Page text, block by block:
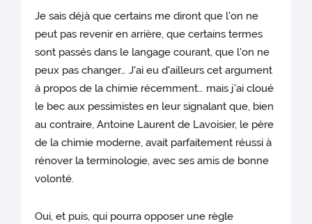
Je sais déjà que certains me diront que l'on ne
peut pas revenir en arrière, que certains termes
sont passés dans le langage courant, que l'on ne
peux pas changer… J'ai eu d'ailleurs cet argument
à propos de la chimie récemment… mais j'ai cloué
le bec aux pessimistes en leur signalant que, bien
au contraire, Antoine Laurent de Lavoisier, le père
de la chimie moderne, avait parfaitement réussi à
rénover la terminologie, avec ses amis de bonne
volonté.
Oui, et puis, qui pourra opposer une règle